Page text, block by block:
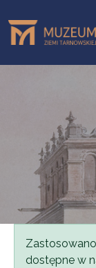
Komunikat
dostępne w